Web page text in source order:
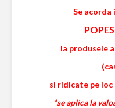
Se acorda
la produsele
si ridicate pe
*se aplica la